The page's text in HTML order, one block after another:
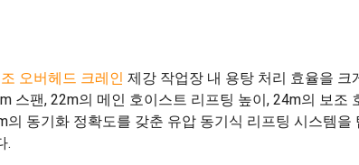
오버헤드 크레인 제강 작업장 내 용탕 처리 효율을
스팬, 22m의 메인 호이스트 리프팅 높이, 24m의 보조
동기화 정확도를 갖춘 유압 동기식 리프팅 시스템
.